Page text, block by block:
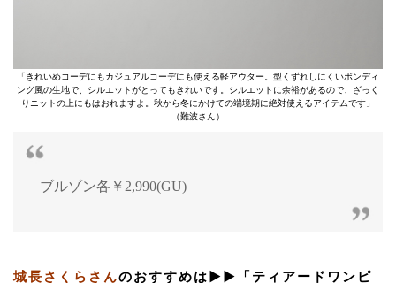
「きれいめコーデにもカジュアルコーデにも使える軽アウター。型くずれしにくいボンディ
ング風の生地で、シルエットがとってもきれいです。シルエットに余裕があるので、ざっく
りニットの上にもはおれますよ。秋から冬にかけての端境期に絶対使えるアイテムです」
（難波さん）
ブルゾン各￥2,990(GU)
城長さくらさんのおすすめは▶︎▶︎「ティアードワンピ